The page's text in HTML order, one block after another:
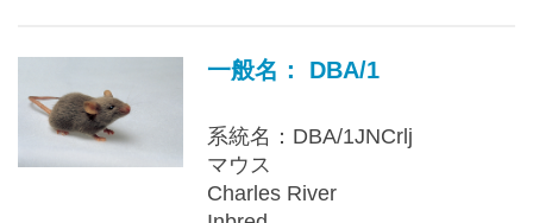
一般名： DBA/1
系統名：DBA/1JNCrlj
マウス
Charles River